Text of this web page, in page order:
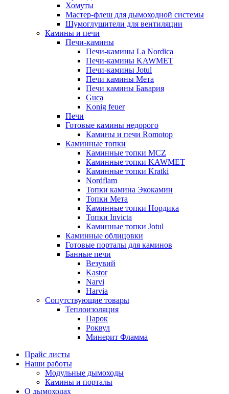
Хомуты
Мастер-флеш для дымоходной системы
Шумоглушители для вентиляции
Камины и печи
Печи-камины
Печи-камины La Nordica
Печи-камины KAWMET
Печи-камины Jotul
Печи камины Мета
Печи камины Бавария
Guca
Konig feuer
Печи
Готовые камины недорого
Камины и печи Romotop
Каминные топки
Каминные топки MCZ
Каминные топки KAWMET
Каминные топки Kratki
Nordflam
Топки камина Экокамин
Топки Мета
Каминные топки Нордика
Топки Invicta
Каминные топки Jotul
Каминные облицовки
Готовые порталы для каминов
Банные печи
Везувий
Kastor
Narvi
Harvia
Сопутствующие товары
Теплоизоляция
Парок
Роквул
Минерит Фламма
Прайс листы
Наши работы
Модульные дымоходы
Камины и порталы
О дымоходах